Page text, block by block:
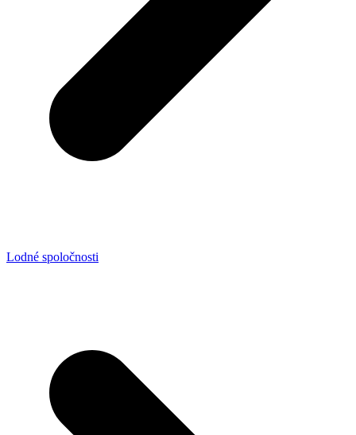
Lodné spoločnosti